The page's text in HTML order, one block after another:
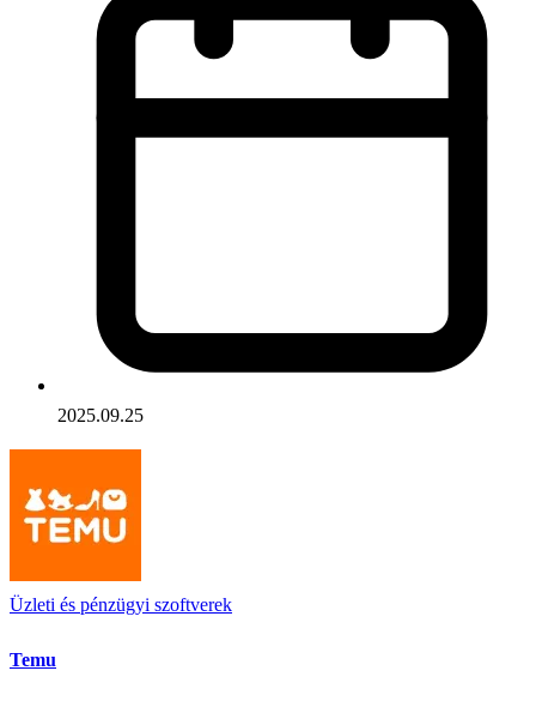
2025.09.25
Üzleti és pénzügyi szoftverek
Temu